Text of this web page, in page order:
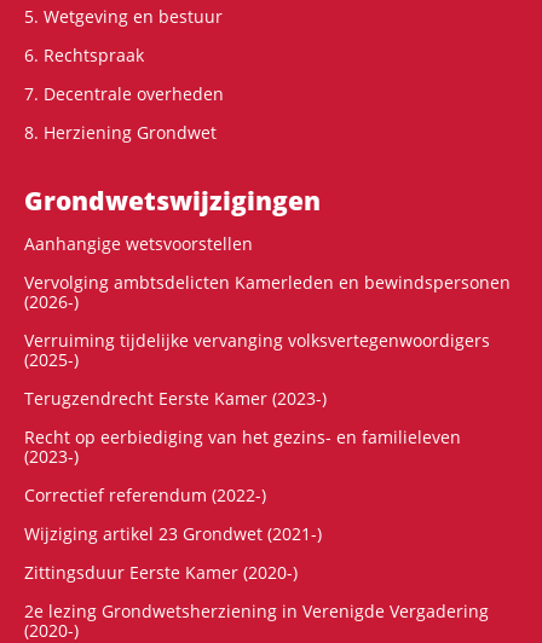
5. Wetgeving en bestuur
6. Rechtspraak
7. Decentrale overheden
8. Herziening Grondwet
Grondwets­wijzigingen
Aanhangige wetsvoorstellen
Vervolging ambtsdelicten Kamerleden en bewindspersonen
(2026-)
Verruiming tijdelijke vervanging volksvertegenwoordigers
(2025-)
Terugzendrecht Eerste Kamer (2023-)
Recht op eerbiediging van het gezins- en familieleven
(2023-)
Correctief referendum (2022-)
Wijziging artikel 23 Grondwet (2021-)
Zittingsduur Eerste Kamer (2020-)
2e lezing Grondwetsherziening in Verenigde Vergadering
(2020-)